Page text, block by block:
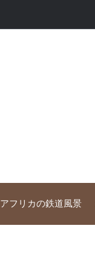
アフリカの鉄道風景